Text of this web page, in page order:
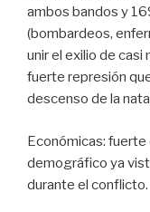
ambos bandos y
(bombardeos,
unir el exilio de casi
fuerte represión
descenso de la
Económicas:
demográfico ya
durante el conflicto.